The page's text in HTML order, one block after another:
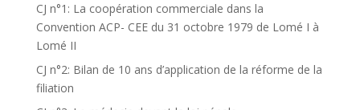
CJ n°1: La coopération commerciale dans la
Convention ACP- CEE du 31 octobre 1979 de Lomé I à
Lomé II
CJ n°2: Bilan de 10 ans d’application de la réforme de la
filiation